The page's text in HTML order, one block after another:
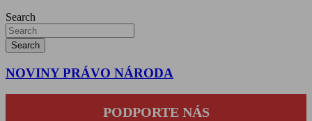
Search
Search
NOVINY PRÁVO NÁRODA
PODPORTE NÁS